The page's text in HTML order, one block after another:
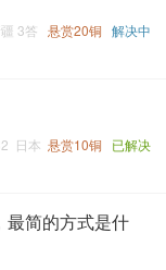
悬赏20铜 解决中
3答
悬赏10铜 已解决
日本
最简的方式是什